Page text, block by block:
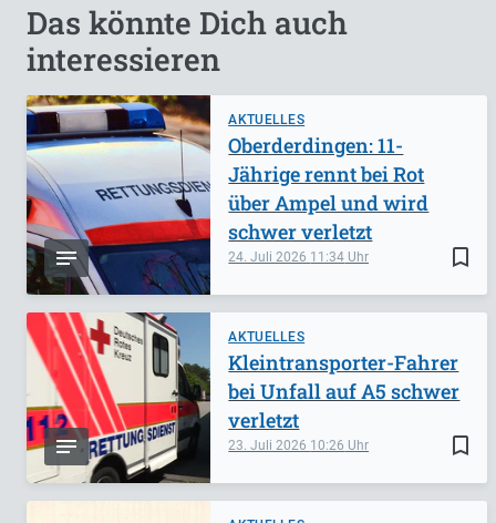
Das könnte Dich auch
interessieren
AKTUELLES
bookmark_border
24. Juli 2026 11:34
Oberderdingen: 11-
Jährige rennt bei Rot
über Ampel und wird
schwer verletzt
AKTUELLES
bookmark_border
23. Juli 2026 10:26
Kleintransporter-Fahrer
bei Unfall auf A5 schwer
verletzt